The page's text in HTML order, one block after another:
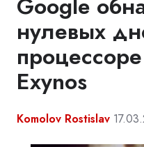
нулевых
Exynos
Komolov Rostislav